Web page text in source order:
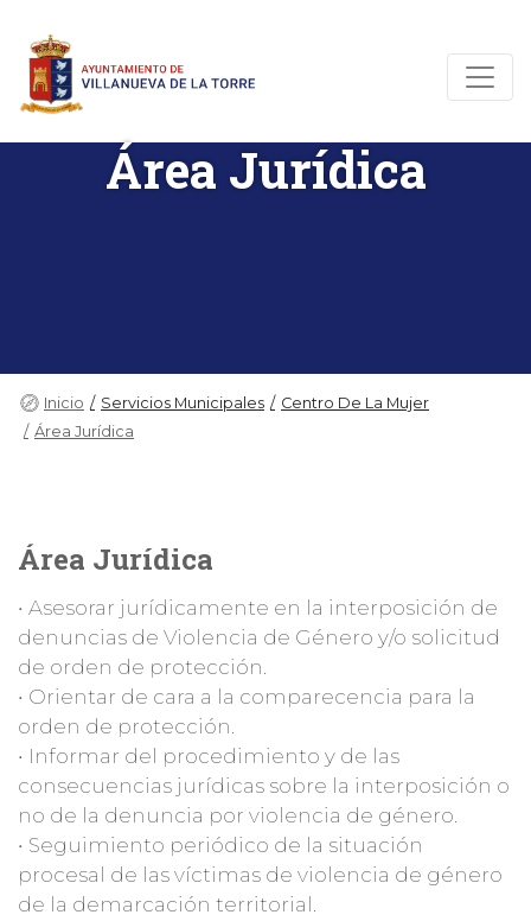
Área Jurídica
Inicio Servicios Municipales
Centro De La Mujer
Área Jurídica
Área Jurídica
• Asesorar jurídicamente en la interposición de
denuncias de Violencia de Género y/o solicitud
de orden de protección.
• Orientar de cara a la comparecencia para la
orden de protección.
• Informar del procedimiento y de las
consecuencias jurídicas sobre la interposición o
no de la denuncia por violencia de género.
• Seguimiento periódico de la situación
procesal de las víctimas de violencia de género
de la demarcación territorial.